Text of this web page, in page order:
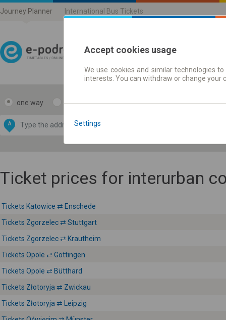
Journey Planner International Bus Tickets
Journey planner |
one way return
A
by
OpenStreetMap
Ticket prices for interurban
Tickets Katowice ⇄ Enschede
Tickets Zgorzelec ⇄ Stuttgart
Tickets Zgorzelec ⇄ Krautheim
Tickets Opole ⇄ Göttingen
Tickets Opole ⇄ Bütthard
Tickets Złotoryja ⇄ Zwickau
Tickets Złotoryja ⇄ Leipzig
Accept cookies usage
We use cookies and similar technologies
interests. You can withdraw or change
Settings